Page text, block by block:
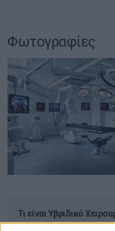
Φωτογραφίες
Τι είναι Υβριδικό
Το Υβριδικό χειρουργείο